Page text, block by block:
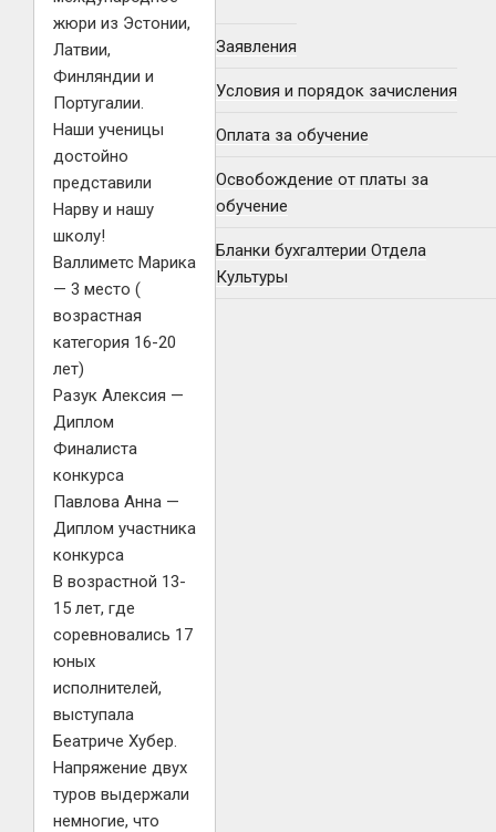
жюри из Эстонии,
Латвии,
Финляндии и
Португалии.
Наши ученицы
достойно
представили
Нарву и нашу
школу!
Валлиметс Марика
— 3 место (
возрастная
категория 16-20
лет)
Разук Алексия —
Диплом
Финалиста
конкурса
Павлова Анна —
Диплом участника
конкурса
В возрастной 13-
15 лет, где
соревновались 17
юных
исполнителей,
выступала
Беатриче Хубер.
Напряжение двух
туров выдержали
немногие, что
Заявления
Условия и порядок зачисления
Оплата за обучение
Освобождение от платы за
обучение
Бланки бухгалтерии Отдела
Культуры